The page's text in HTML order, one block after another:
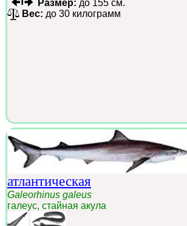
Размер: до 155 см.
Вес: до 30 килограмм
атлантическая
Galeorhinus galeus
галеус, стайная акула